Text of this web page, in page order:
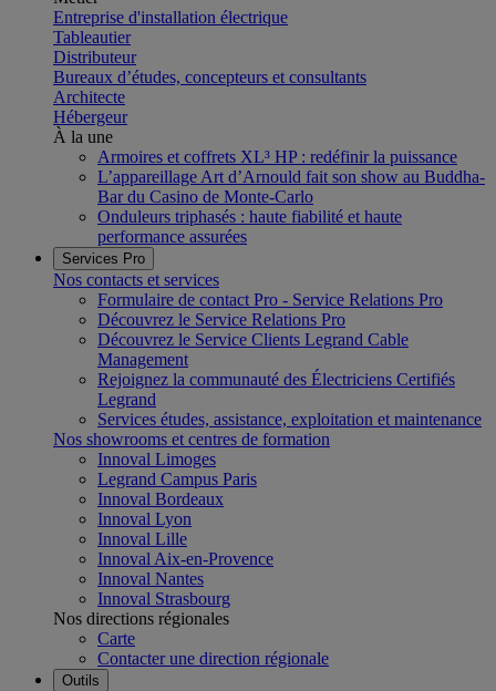
Entreprise d'installation électrique
Tableautier
Distributeur
Bureaux d’études, concepteurs et consultants
Architecte
Hébergeur
À la une
Armoires et coffrets XL³ HP : redéfinir la puissance
L’appareillage Art d’Arnould fait son show au Buddha-
Bar du Casino de Monte-Carlo
Onduleurs triphasés : haute fiabilité et haute
performance assurées
Services Pro
Nos contacts et services
Formulaire de contact Pro - Service Relations Pro
Découvrez le Service Relations Pro
Découvrez le Service Clients Legrand Cable
Management
Rejoignez la communauté des Électriciens Certifiés
Legrand
Services études, assistance, exploitation et maintenance
Nos showrooms et centres de formation
Innoval Limoges
Legrand Campus Paris
Innoval Bordeaux
Innoval Lyon
Innoval Lille
Innoval Aix-en-Provence
Innoval Nantes
Innoval Strasbourg
Nos directions régionales
Carte
Contacter une direction régionale
Outils